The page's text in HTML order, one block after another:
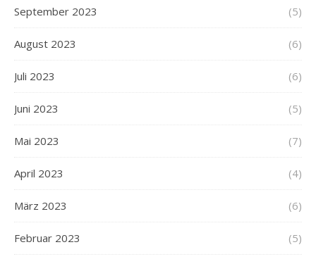
September 2023 (5)
August 2023 (6)
Juli 2023 (6)
Juni 2023 (5)
Mai 2023 (7)
April 2023 (4)
März 2023 (6)
Februar 2023 (5)